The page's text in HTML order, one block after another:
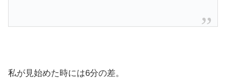
私が見始めた時には6分の差。